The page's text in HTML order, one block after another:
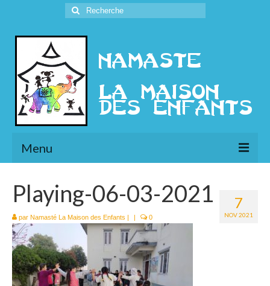
Rechercher
:
Menu
Présentation
l’Ethique
Historique
Le Népal
7
NOV 2021
Playing-06-03-2021
par Namasté La Maison des Enfants | | 0